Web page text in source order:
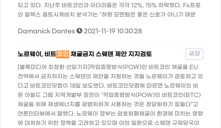
되고 있다. 지난주 비트코인과 이더리움은 각각 12%, 15% 하락했다. Fx프로
의 알렉스 쿱트시케비치 분석가는 “하향 모멘텀은 좋은 신호가 아니기 때문
Damanick Dantes 2021-11-19 10:30:28
노르웨이, 비트코인 채굴금지 스웨덴 제안 지지검토 새창
[블록미디어 최창환 선임기자]작업증명방식(POW)인 비트코인 채굴을 EU
전역에서 금지하자는 스웨덴의 제안을 지원하는 것을 노르웨이가 검토하고 있
다고 비트코인닷컴이 18일 보도했다. 비트코인닷컴에 따르면 노르웨이의 비
욘 아릴드 그람 지역개발부 장관이 “작업증명방식(POW)의 비트코인(BTC)
채굴을 위해 재생에너지를 광범위하게 사용하는 것은 정당화하기 힘들다”고
언론인터뷰에서 말했다. 노르웨이 정부는 암호화폐채굴이 환경에 미치는 영향
에 대처하기 위한 정책을 고려하고 있으며 이의 일환으로 스웨덴 규제당국이